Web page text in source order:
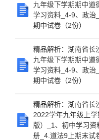
九年级下学期期中道
学习资料_4-9、政治
期中试卷（2份）
精品解析：湖南省长
九年级下学期期中道
学习资料_4-9、政治
期中试卷（2份）
精品解析：湖南省长
2022学年九年级上
版）_1、初中学习
册_4.道法9上期末试